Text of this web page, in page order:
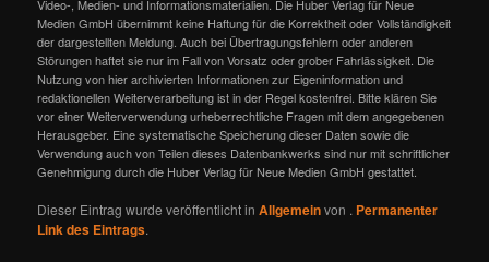
Video-, Medien- und Informationsmaterialien. Die Huber Verlag für Neue
Medien GmbH übernimmt keine Haftung für die Korrektheit oder Vollständigkeit
der dargestellten Meldung. Auch bei Übertragungsfehlern oder anderen
Störungen haftet sie nur im Fall von Vorsatz oder grober Fahrlässigkeit. Die
Nutzung von hier archivierten Informationen zur Eigeninformation und
redaktionellen Weiterverarbeitung ist in der Regel kostenfrei. Bitte klären Sie
vor einer Weiterverwendung urheberrechtliche Fragen mit dem angegebenen
Herausgeber. Eine systematische Speicherung dieser Daten sowie die
Verwendung auch von Teilen dieses Datenbankwerks sind nur mit schriftlicher
Genehmigung durch die Huber Verlag für Neue Medien GmbH gestattet.
Dieser Eintrag wurde veröffentlicht inAllgemeinvon . Permanenter
Link des Eintrags.